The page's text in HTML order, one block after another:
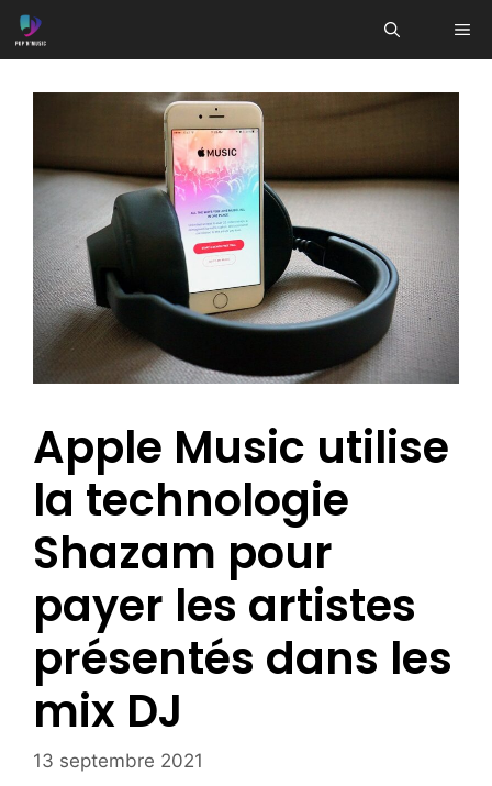
Aller
au
Apple Music utilise
la technologie
Shazam pour
payer les artistes
présentés dans les
mix DJ
13 septembre 2021